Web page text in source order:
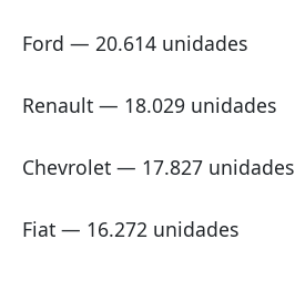
Ford — 20.614 unidades
Renault — 18.029 unidades
Chevrolet — 17.827 unidades
Fiat — 16.272 unidades